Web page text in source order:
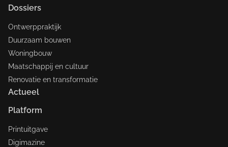
Dossiers
Ontwerppraktijk
Duurzaam bouwen
Woningbouw
Maatschappij en cultuur
Renovatie en transformatie
Actueel
Platform
Printuitgave
Digimazine